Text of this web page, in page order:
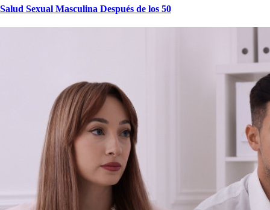
Salud Sexual Masculina Después de los 50